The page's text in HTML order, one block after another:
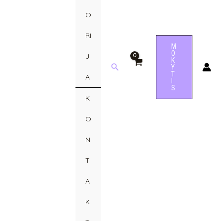
O
RI
J
A
K
O
N
T
A
K
Paieška
M
O
K
Y
T
S